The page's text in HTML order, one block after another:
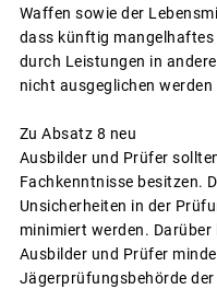
Waffen sowie der
dass künftig mangelhaftes
durch Leistungen in
nicht ausgeglichen werden
Zu Absatz 8 neu
Ausbilder und Prüfer
Fachkenntnisse besitzen.
Unsicherheiten in der
minimiert werden.
Ausbilder und Prüfer
Jägerprüfungsbehörde